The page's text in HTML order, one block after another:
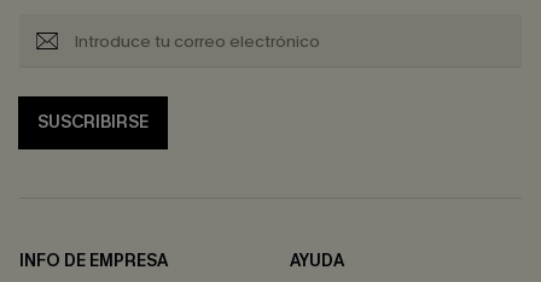
SUSCRIBIRSE
INFO DE EMPRESA
AYUDA